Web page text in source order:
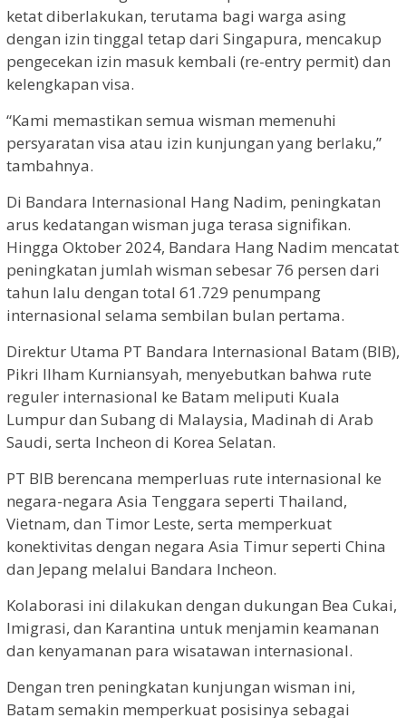
ketat diberlakukan, terutama bagi warga asing
dengan izin tinggal tetap dari Singapura, mencakup
pengecekan izin masuk kembali (re-entry permit) dan
kelengkapan visa.
“Kami memastikan semua wisman memenuhi
persyaratan visa atau izin kunjungan yang berlaku,”
tambahnya.
Di Bandara Internasional Hang Nadim, peningkatan
arus kedatangan wisman juga terasa signifikan.
Hingga Oktober 2024, Bandara Hang Nadim mencatat
peningkatan jumlah wisman sebesar 76 persen dari
tahun lalu dengan total 61.729 penumpang
internasional selama sembilan bulan pertama.
Direktur Utama PT Bandara Internasional Batam (BIB),
Pikri Ilham Kurniansyah, menyebutkan bahwa rute
reguler internasional ke Batam meliputi Kuala
Lumpur dan Subang di Malaysia, Madinah di Arab
Saudi, serta Incheon di Korea Selatan.
PT BIB berencana memperluas rute internasional ke
negara-negara Asia Tenggara seperti Thailand,
Vietnam, dan Timor Leste, serta memperkuat
konektivitas dengan negara Asia Timur seperti China
dan Jepang melalui Bandara Incheon.
Kolaborasi ini dilakukan dengan dukungan Bea Cukai,
Imigrasi, dan Karantina untuk menjamin keamanan
dan kenyamanan para wisatawan internasional.
Dengan tren peningkatan kunjungan wisman ini,
Batam semakin memperkuat posisinya sebagai